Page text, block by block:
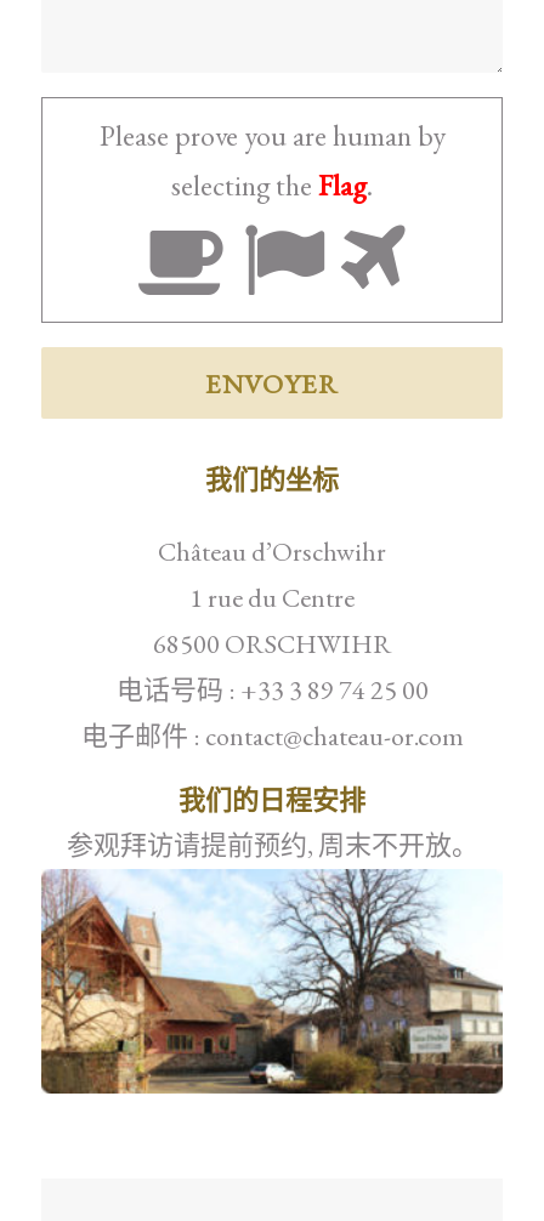
Please prove you are human by
selecting theFlag.
我们的坐标
Château d’Orschwihr
1 rue du Centre
68500 ORSCHWIHR
电话号码 : +33 3 89 74 25 00
电子邮件 : contact@chateau-or.com
我们的日程安排
参观拜访请提前预约, 周末不开放。